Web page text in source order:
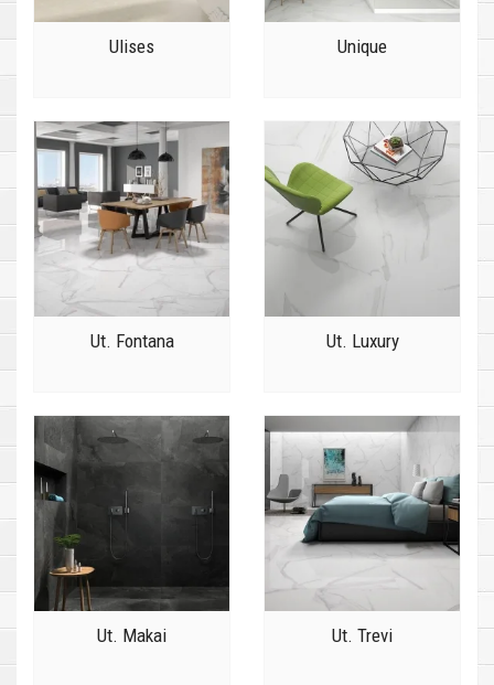
Ulises Unique
Ut. Fontana Ut. Luxury
Ut. Makai Ut. Trevi